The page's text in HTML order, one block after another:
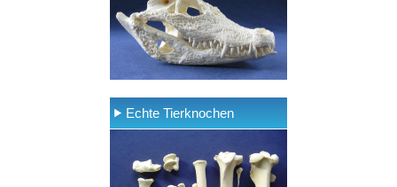
Echte Tierknochen